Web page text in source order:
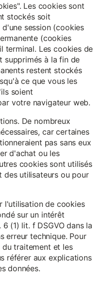
Les cookies sont
stockés soit
session (cookies
(cookies
terminal. Les cookies de
supprimés à la fin de
restent stockés
ce que vous les
soient
votre navigateur web.
De nombreux
car certaines
pas sans eux
d'achat ou les
cookies sont utilisés
des utilisateurs ou pour
l'utilisation de cookies
sur un intérêt
(1) lit. f DSGVO dans la
erreur technique. Pour
du traitement et les
référer aux explications
données.